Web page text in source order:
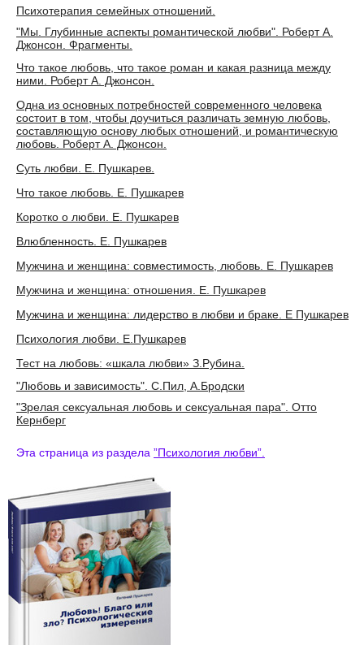
Психотерапия семейных отношений.
"Мы. Глубинные аспекты романтической любви". Роберт А.
Джонсон. Фрагменты.
Что такое любовь, что такое роман и какая разница между
ними. Роберт А. Джонсон.
Одна из основных потребностей современного человека
состоит в том, чтобы доучиться различать земную любовь,
составляющую основу любых отношений, и романтическую
любовь. Роберт А. Джонсон.
Суть любви. Е. Пушкарев.
Что такое любовь. Е. Пушкарев
Коротко о любви. Е. Пушкарев
Влюбленность. Е. Пушкарев
Мужчина и женщина: совместимость, любовь. Е. Пушкарев
Мужчина и женщина: отношения. Е. Пушкарев
Мужчина и женщина: лидерство в любви и браке. Е Пушкарев
Психология любви. Е.Пушкарев
Тест на любовь: «шкала любви» З.Рубина.
"Любовь и зависимость". С.Пил, А.Бродски
"Зрелая сексуальная любовь и сексуальная пара". Отто
Кернберг
Эта страница из раздела ”Психология любви”.